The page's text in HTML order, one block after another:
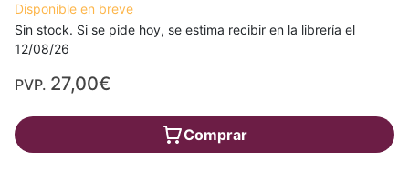
Disponible en breve
Sin stock. Si se pide hoy, se estima recibir en la librería el
12/08/26
PVP. 27,00€
Comprar